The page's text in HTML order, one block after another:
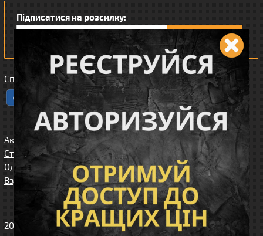
Підписатися на розсилку:
Сподобався наш інтернет магазин?
Акції
Статті/огляди
Одяг
Взуття
Спорядження
Збройові
аксесуари
Доставка та
оплата
Клієнтам
Про нас
Карта сайта
Угода
користувача
2010-2026 Вікінг. Всі права захищені.